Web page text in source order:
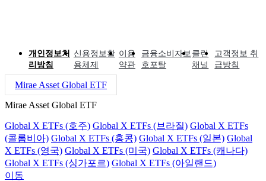
개인정보처
리방침
신용정보활
용체제
이용
약관
금융소비자보
호포탈
클린
채널
고객정보 취
급방침
Mirae Asset Global ETF
Mirae Asset Global ETF
Global X ETFs (호주) Global X ETFs (브라질) Global X ETFs
(콜롬비아) Global X ETFs (홍콩) Global X ETFs (일본) Global
X ETFs (영국) Global X ETFs (미국) Global X ETFs (캐나다)
Global X ETFs (싱가포르) Global X ETFs (아일랜드)
이동